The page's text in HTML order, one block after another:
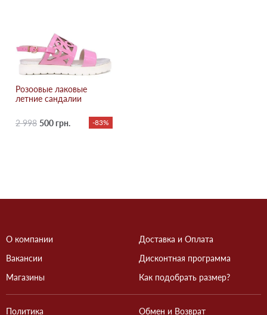
Розоовые лаковые
летние сандалии
2 998 500 грн. -83%
О компании
Вакансии
Магазины
Доставка и Оплата
Дисконтная программа
Как подобрать размер?
Политика
Обмен и Возврат